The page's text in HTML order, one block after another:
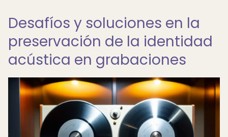
Desafíos y soluciones en la
preservación de la identidad
acústica en grabaciones